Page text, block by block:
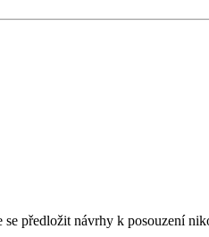
předložit návrhy k posouzení